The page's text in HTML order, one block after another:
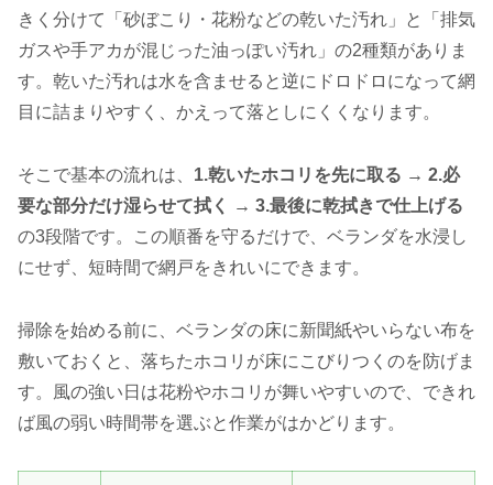
きく分けて「砂ぼこり・花粉などの乾いた汚れ」と「排気
ガスや手アカが混じった油っぽい汚れ」の2種類がありま
す。乾いた汚れは水を含ませると逆にドロドロになって網
目に詰まりやすく、かえって落としにくくなります。
そこで基本の流れは、 1.乾いたホコリを先に取る → 2.必
要な部分だけ湿らせて拭く → 3.最後に乾拭きで仕上げる
の3段階です。この順番を守るだけで、ベランダを水浸し
にせず、短時間で網戸をきれいにできます。
掃除を始める前に、ベランダの床に新聞紙やいらない布を
敷いておくと、落ちたホコリが床にこびりつくのを防げま
す。風の強い日は花粉やホコリが舞いやすいので、できれ
ば風の弱い時間帯を選ぶと作業がはかどります。